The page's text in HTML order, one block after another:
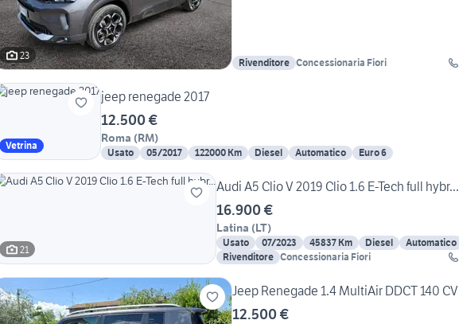
23
Rivenditore Concessionaria Fiori
Vetrina
jeep renegade 2017
12.500 €
Roma (RM)
Usato 05/2017 122000 Km Diesel Automatico Euro 6
21
Audi A5 Clio V 2019 Clio 1.6 E-Tech full hybr...
16.900 €
Latina (LT)
Usato 07/2023 45837 Km Diesel Automatico
Rivenditore Concessionaria Fiori
12.500 €